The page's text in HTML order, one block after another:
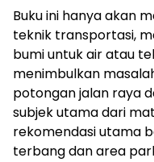
Buku ini hanya akan
teknik transportasi,
bumi untuk air atau
menimbulkan
potongan jalan raya
subjek utama dari
rekomendasi utama
terbang dan area